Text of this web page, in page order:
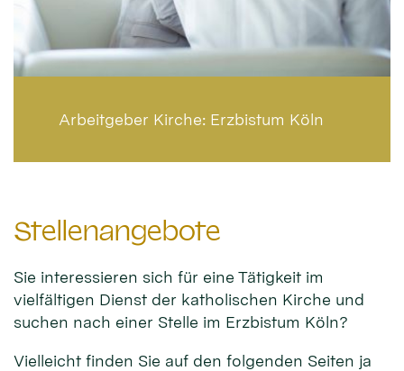
Arbeitgeber Kirche: Erzbistum Köln
Stellenangebote
Sie interessieren sich für eine Tätigkeit im
vielfältigen Dienst der katholischen Kirche und
suchen nach einer Stelle im Erzbistum Köln?
Vielleicht finden Sie auf den folgenden Seiten ja